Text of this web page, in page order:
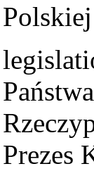
Polskiej
Prezes